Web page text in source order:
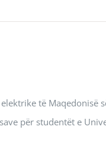
të Maqedonisë
për studentët e